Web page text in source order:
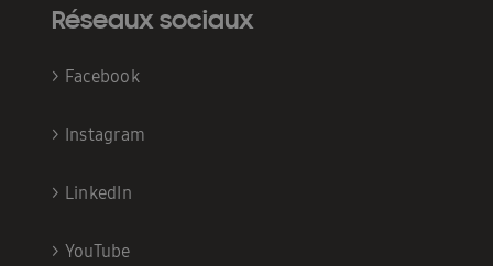
Réseaux sociaux
> Facebook
> Instagram
> LinkedIn
> YouTube